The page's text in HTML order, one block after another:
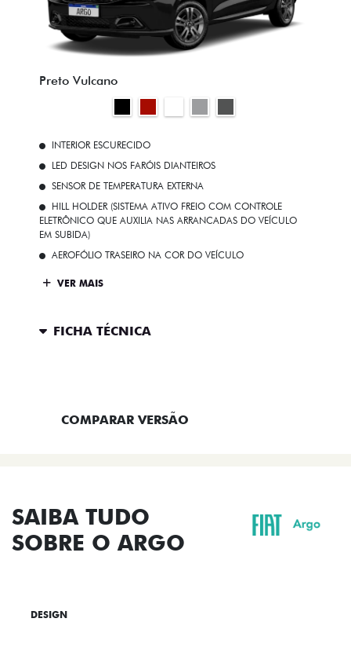
Preto Vulcano
INTERIOR ESCURECIDO
LED DESIGN NOS FARÓIS DIANTEIROS
SENSOR DE TEMPERATURA EXTERNA
HILL HOLDER (SISTEMA ATIVO FREIO COM CONTROLE
ELETRÔNICO QUE AUXILIA NAS ARRANCADAS DO VEÍCULO
EM SUBIDA)
AEROFÓLIO TRASEIRO NA COR DO VEÍCULO
VER MAIS
FICHA TÉCNICA
COMPARAR VERSÃO
SAIBA TUDO
SOBRE O ARGO
DESIGN